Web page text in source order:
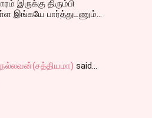
இருக்கு திரும்பி
இங்கயே பார்த்துடணும்...
said…